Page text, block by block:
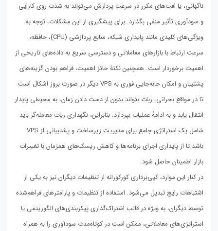
ناگهانی، یا افت‌های مکرر در سرعت پردازش می‌تواند به شدت روی کارایی
و سودآوری تأثیر منفی بگذارد. برای پیشگیری از این مشکلات، توجه به
ویژگی‌های کلیدی مانند پایداری شبکه، منابع پردازشی (CPU)، حافظه،
سرعت ارتباط با بازارهای معاملاتی و دسترسی سریع به داده‌های تاریخی از
اهمیت برخوردار است. همچنین نکتهٔ حائز اهمیت، فراهم بودن گزینه‌های
پشتیبان و امکان جابه‌جایی فوری به VPS دیگر در صورت بروز اشکال است
تا در مواقع بحرانی، ربات بتواند بدون از دست دادن زمان، به محیطی پایدار
انتقال یابد و به ادامهٔ عملیات بپردازد. بنابراین، نگهداری ربات معامله‌گر باید
شامل یک استراتژی جامع برای مدیریت زیرساخت و پشتیبانی از VPS
باشد تا از پایداری اجرای برنامه‌ها و کاهش ریسک‌های همزمان با تغییرات
بازار اطمینان حاصل شود.
در کنار این موارد، کپی‌برداری کورکورانه از تنظیمات دیگران نیز به یکی از
اشتباهات رایج تبدیل می‌شود. استفاده از تنظیمات و پارامترهای فراهم‌شده
توسط دیگران، به ویژه در قالب اشتراک‌گذاری پیکربندی‌های الگوریتمی یا
استراتژی‌های معاملاتی، ممکن است در کوتاه‌مدت سودآوری را به همراه